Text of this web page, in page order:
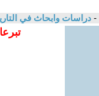
- دراسات وابحاث في